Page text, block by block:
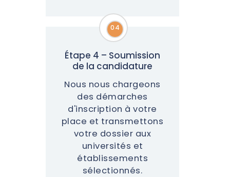
04
04
Étape 4 – Soumission
de la candidature
Nous nous chargeons
des démarches
d'inscription à votre
place et transmettons
votre dossier aux
universités et
établissements
sélectionnés.